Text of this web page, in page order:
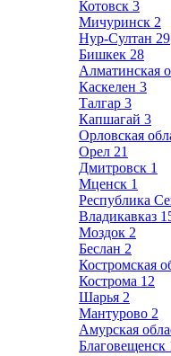
Котовск 3
Мичуринск 2
Нур-Султан 29
Бишкек 28
Алматинская
Каскелен 3
Талгар 3
Капшагай 3
Орловская
Орел 21
Дмитровск 1
Мценск 1
Республика
Владикавказ
Моздок 2
Беслан 2
Костромская
Кострома 12
Шарья 2
Мантурово 2
Амурская
Благовещенск